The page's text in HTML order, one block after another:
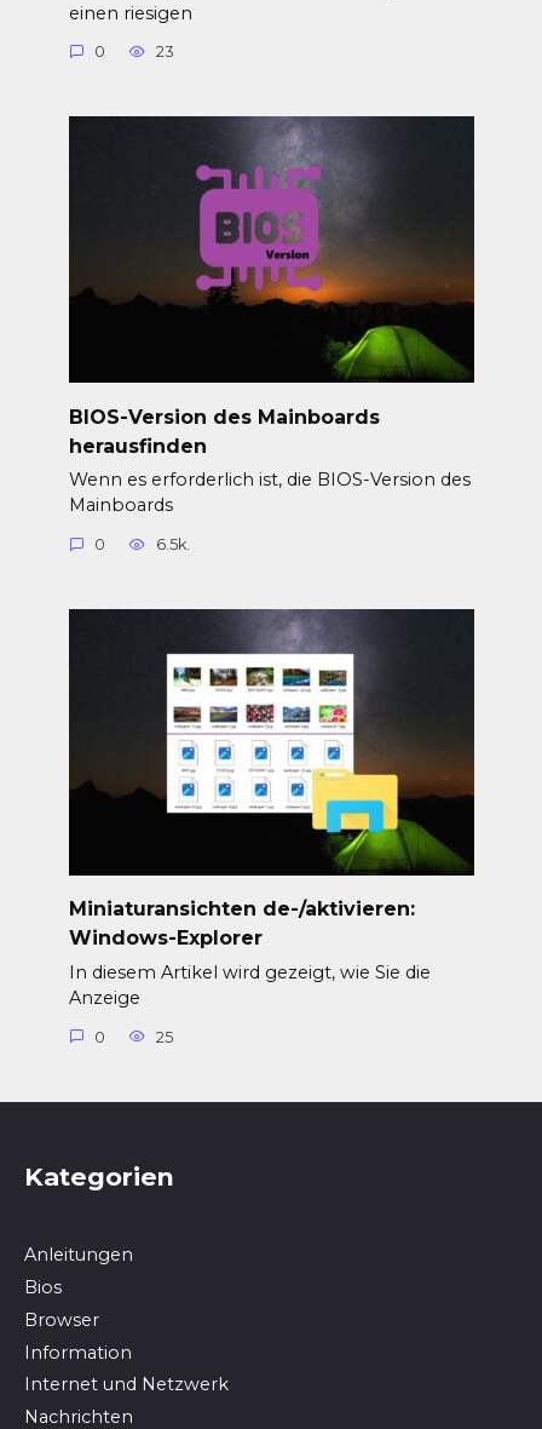
einen riesigen
0 23
BIOS-Version des Mainboards
herausfinden
Wenn es erforderlich ist, die BIOS-Version des
Mainboards
0 6.5k.
Miniaturansichten de-/aktivieren:
Windows-Explorer
In diesem Artikel wird gezeigt, wie Sie die
Anzeige
0 25
Kategorien
Anleitungen
Bios
Browser
In­for­ma­ti­on
Internet und Netzwerk
Nachrichten